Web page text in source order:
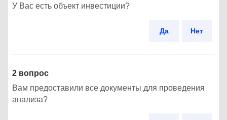
У Вас есть объект инвестиции?
Да Нет
2 вопрос
Вам предоставили все документы для проведения
анализа?